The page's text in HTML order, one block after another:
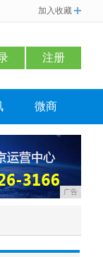
加入收藏
注册
微商
广告